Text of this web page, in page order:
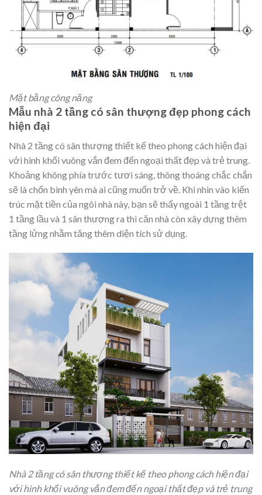
Mặt bằng công năng
Mẫu nhà 2 tầng có sân thượng đẹp phong cách
hiện đại
Nhà 2 tầng có sân thượng thiết kế theo phong cách hiện đại
với hình khối vuông vắn đem đến ngoại thất đẹp và trẻ trung.
Khoảng không phía trước tươi sáng, thông thoáng chắc chắn
sẽ là chốn bình yên mà ai cũng muốn trở về. Khi nhìn vào kiến
trúc mặt tiền của ngôi nhà này, bạn sẽ thấy ngoài 1 tầng trệt
1 tầng lầu và 1 sân thượng ra thì căn nhà còn xây dựng thêm
tầng lửng nhằm tăng thêm diện tích sử dụng.
Nhà 2 tầng có sân thượng thiết kế theo phong cách hiện đại
với hình khối vuông vắn đem đến ngoại thất đẹp và trẻ trung